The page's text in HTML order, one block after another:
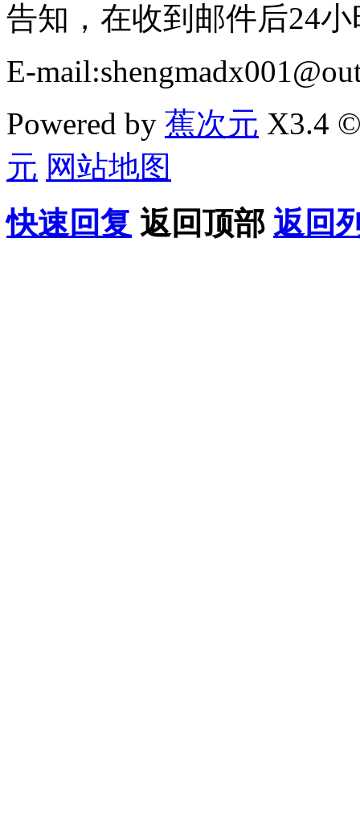
告知，在收到邮件后24
E-
Powered by 蕉次元 X3.4
元 网站地图
快速回复 返回顶部 返回